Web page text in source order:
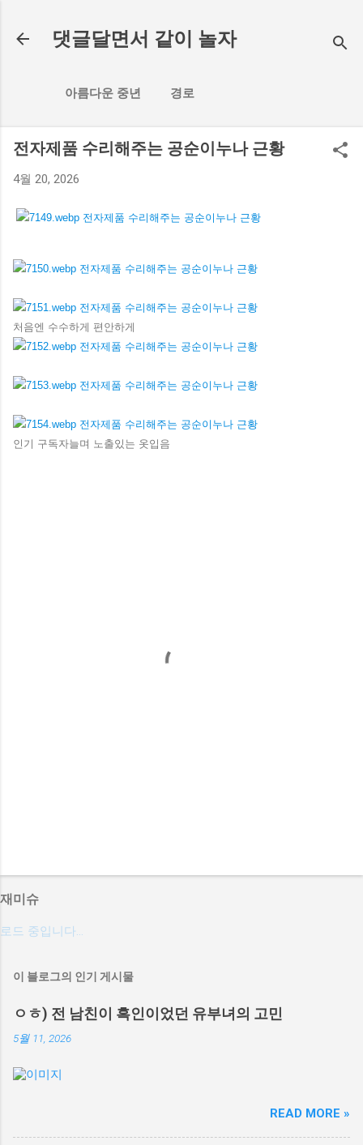
댓글달면서 같이 놀자
아름다운 중년 경로
전자제품 수리해주는 공순이누나 근황
4월 20, 2026
처음엔 수수하게 편안하게
인기 구독자늘며 노출있는 옷입음
재미슈
로드 중입니다...
이 블로그의 인기 게시물
ㅇㅎ) 전 남친이 흑인이었던 유부녀의 고민
5월 11, 2026
READ MORE »